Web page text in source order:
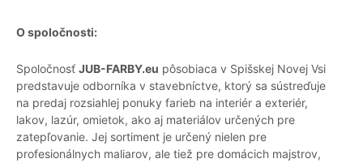
O spoločnosti:
Spoločnosť JUB-FARBY.eu pôsobiaca v Spišskej Novej Vsi
predstavuje odborníka v stavebníctve, ktorý sa sústreďuje
na predaj rozsiahlej ponuky farieb na interiér a exteriér,
lakov, lazúr, omietok, ako aj materiálov určených pre
zatepľovanie. Jej sortiment je určený nielen pre
profesionálnych maliarov, ale tiež pre domácich majstrov,